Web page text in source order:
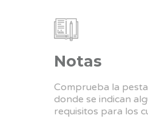
Notas
Comprueba la
donde se indican
requisitos para los